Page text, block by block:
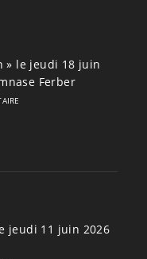
» le jeudi 18 juin
Ferber
jeudi 11 juin 2026